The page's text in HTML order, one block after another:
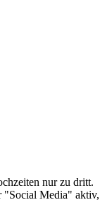
nur zu dritt.
"Social Media"